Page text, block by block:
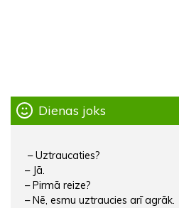
Dienas joks
– Uztraucaties?
– Jā.
– Pirmā reize?
– Nē, esmu uztraucies arī agrāk.